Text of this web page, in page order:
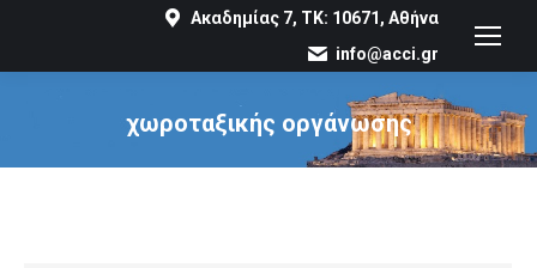
Ακαδημίας 7, ΤΚ: 10671, Αθήνα
info@acci.gr
χωροταξικής οργάνωσης
You are here: